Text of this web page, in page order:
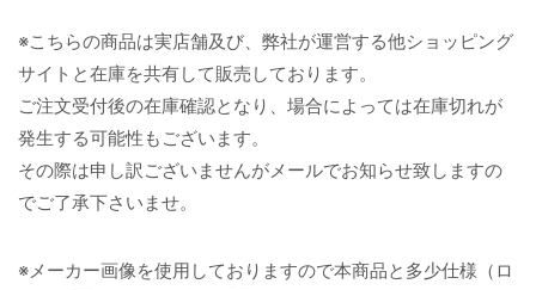
※こちらの商品は実店舗及び、弊社が運営する他ショッピング
サイトと在庫を共有して販売しております。
ご注文受付後の在庫確認となり、場合によっては在庫切れが
発生する可能性もございます。
その際は申し訳ございませんがメールでお知らせ致しますの
でご了承下さいませ。
※メーカー画像を使用しておりますので本商品と多少仕様（ロ